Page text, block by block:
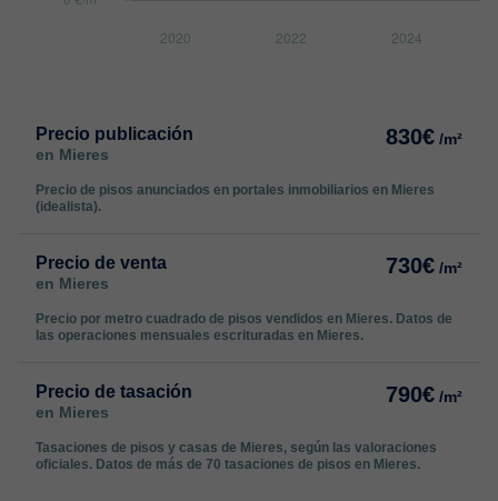
Precio publicación
en Mieres
830€ /m²
Precio de pisos anunciados en portales inmobiliarios en Mieres
(idealista).
Precio de venta
en Mieres
730€ /m²
Precio por metro cuadrado de pisos vendidos en Mieres. Datos de
las operaciones mensuales escrituradas en Mieres.
Precio de tasación
en Mieres
790€ /m²
Tasaciones de pisos y casas de Mieres, según las valoraciones
oficiales. Datos de más de 70 tasaciones de pisos en Mieres.